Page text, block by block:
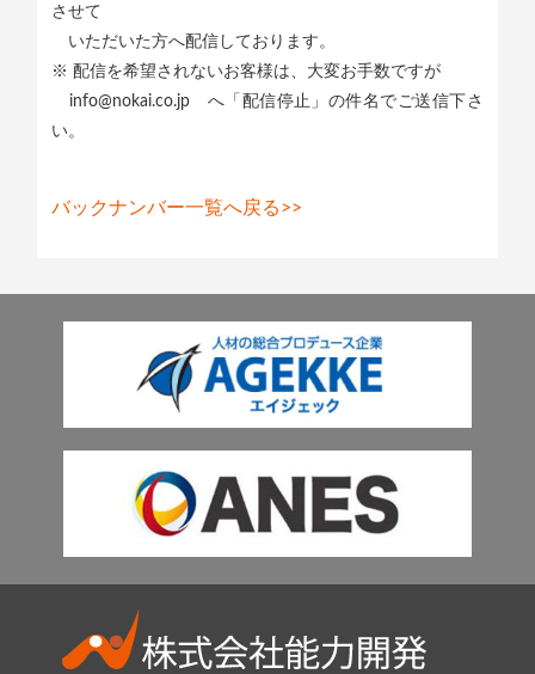
させて
いただいた方へ配信しております。
※ 配信を希望されないお客様は、大変お手数ですが
info@nokai.co.jp へ「配信停止」の件名でご送信下さ
い。
バックナンバー一覧へ戻る>>